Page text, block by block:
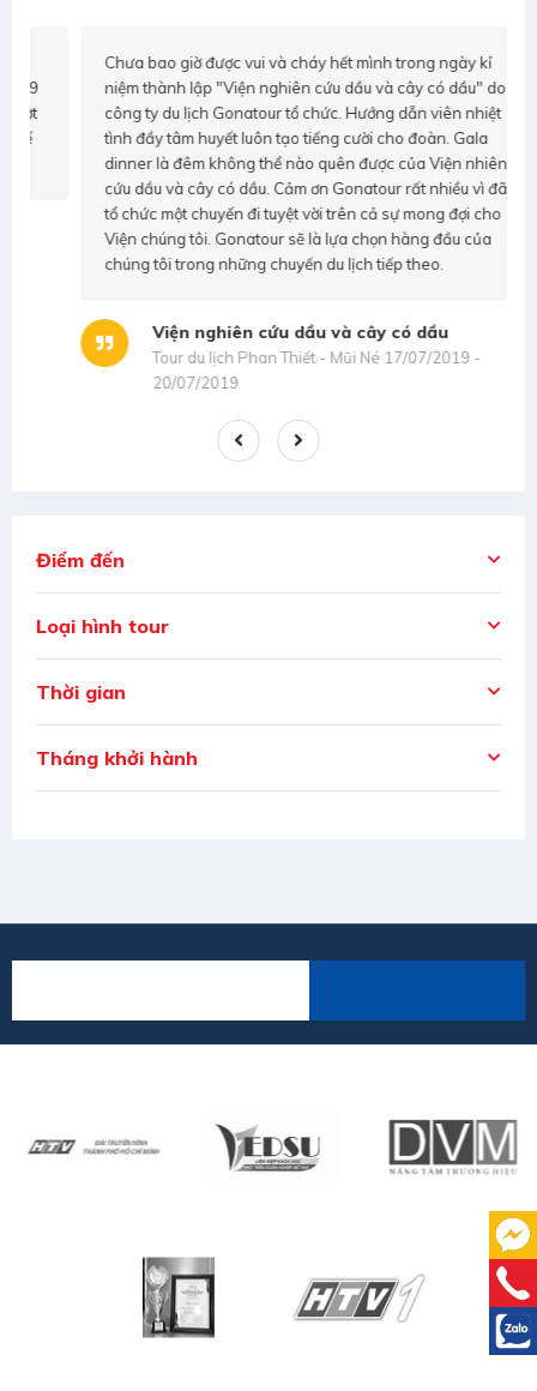
Chưa bao giờ được vui và cháy hết mình trong ngày kỉ
niệm thành lập "Viện nghiên cứu dầu và cây có dầu" do
công ty du lịch Gonatour tổ chức. Hướng dẫn viên nhiệt
tình đầy tâm huyết luôn tạo tiếng cười cho đoàn. Gala
dinner là đêm không thể nào quên được của Viện nhiên
cứu dầu và cây có dầu. Cảm ơn Gonatour rất nhiều vì đã
tổ chức một chuyến đi tuyệt vời trên cả sự mong đợi cho
Viện chúng tôi. Gonatour sẽ là lựa chọn hàng đầu của
chúng tôi trong những chuyến du lịch tiếp theo.
Viện nghiên cứu dầu và cây có dầu
Tour du lịch Phan Thiết - Mũi Né 17/07/2019 -
20/07/2019
Điểm đến
Loại hình tour
Thời gian
Tháng khởi hành